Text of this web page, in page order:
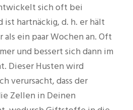
sich oft bei
ist hartnäckig, d. h. er hält
ein paar Wochen an. Oft
und bessert sich dann im
Dieser Husten wird
verursacht, dass der
Zellen in Deinen